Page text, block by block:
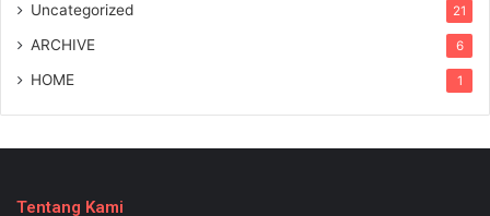
Uncategorized 21
ARCHIVE 6
HOME 1
Tentang Kami